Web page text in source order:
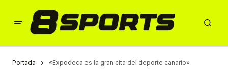
Portada «Expodeca es la gran cita del deporte canario»